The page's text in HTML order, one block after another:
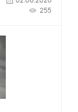
255